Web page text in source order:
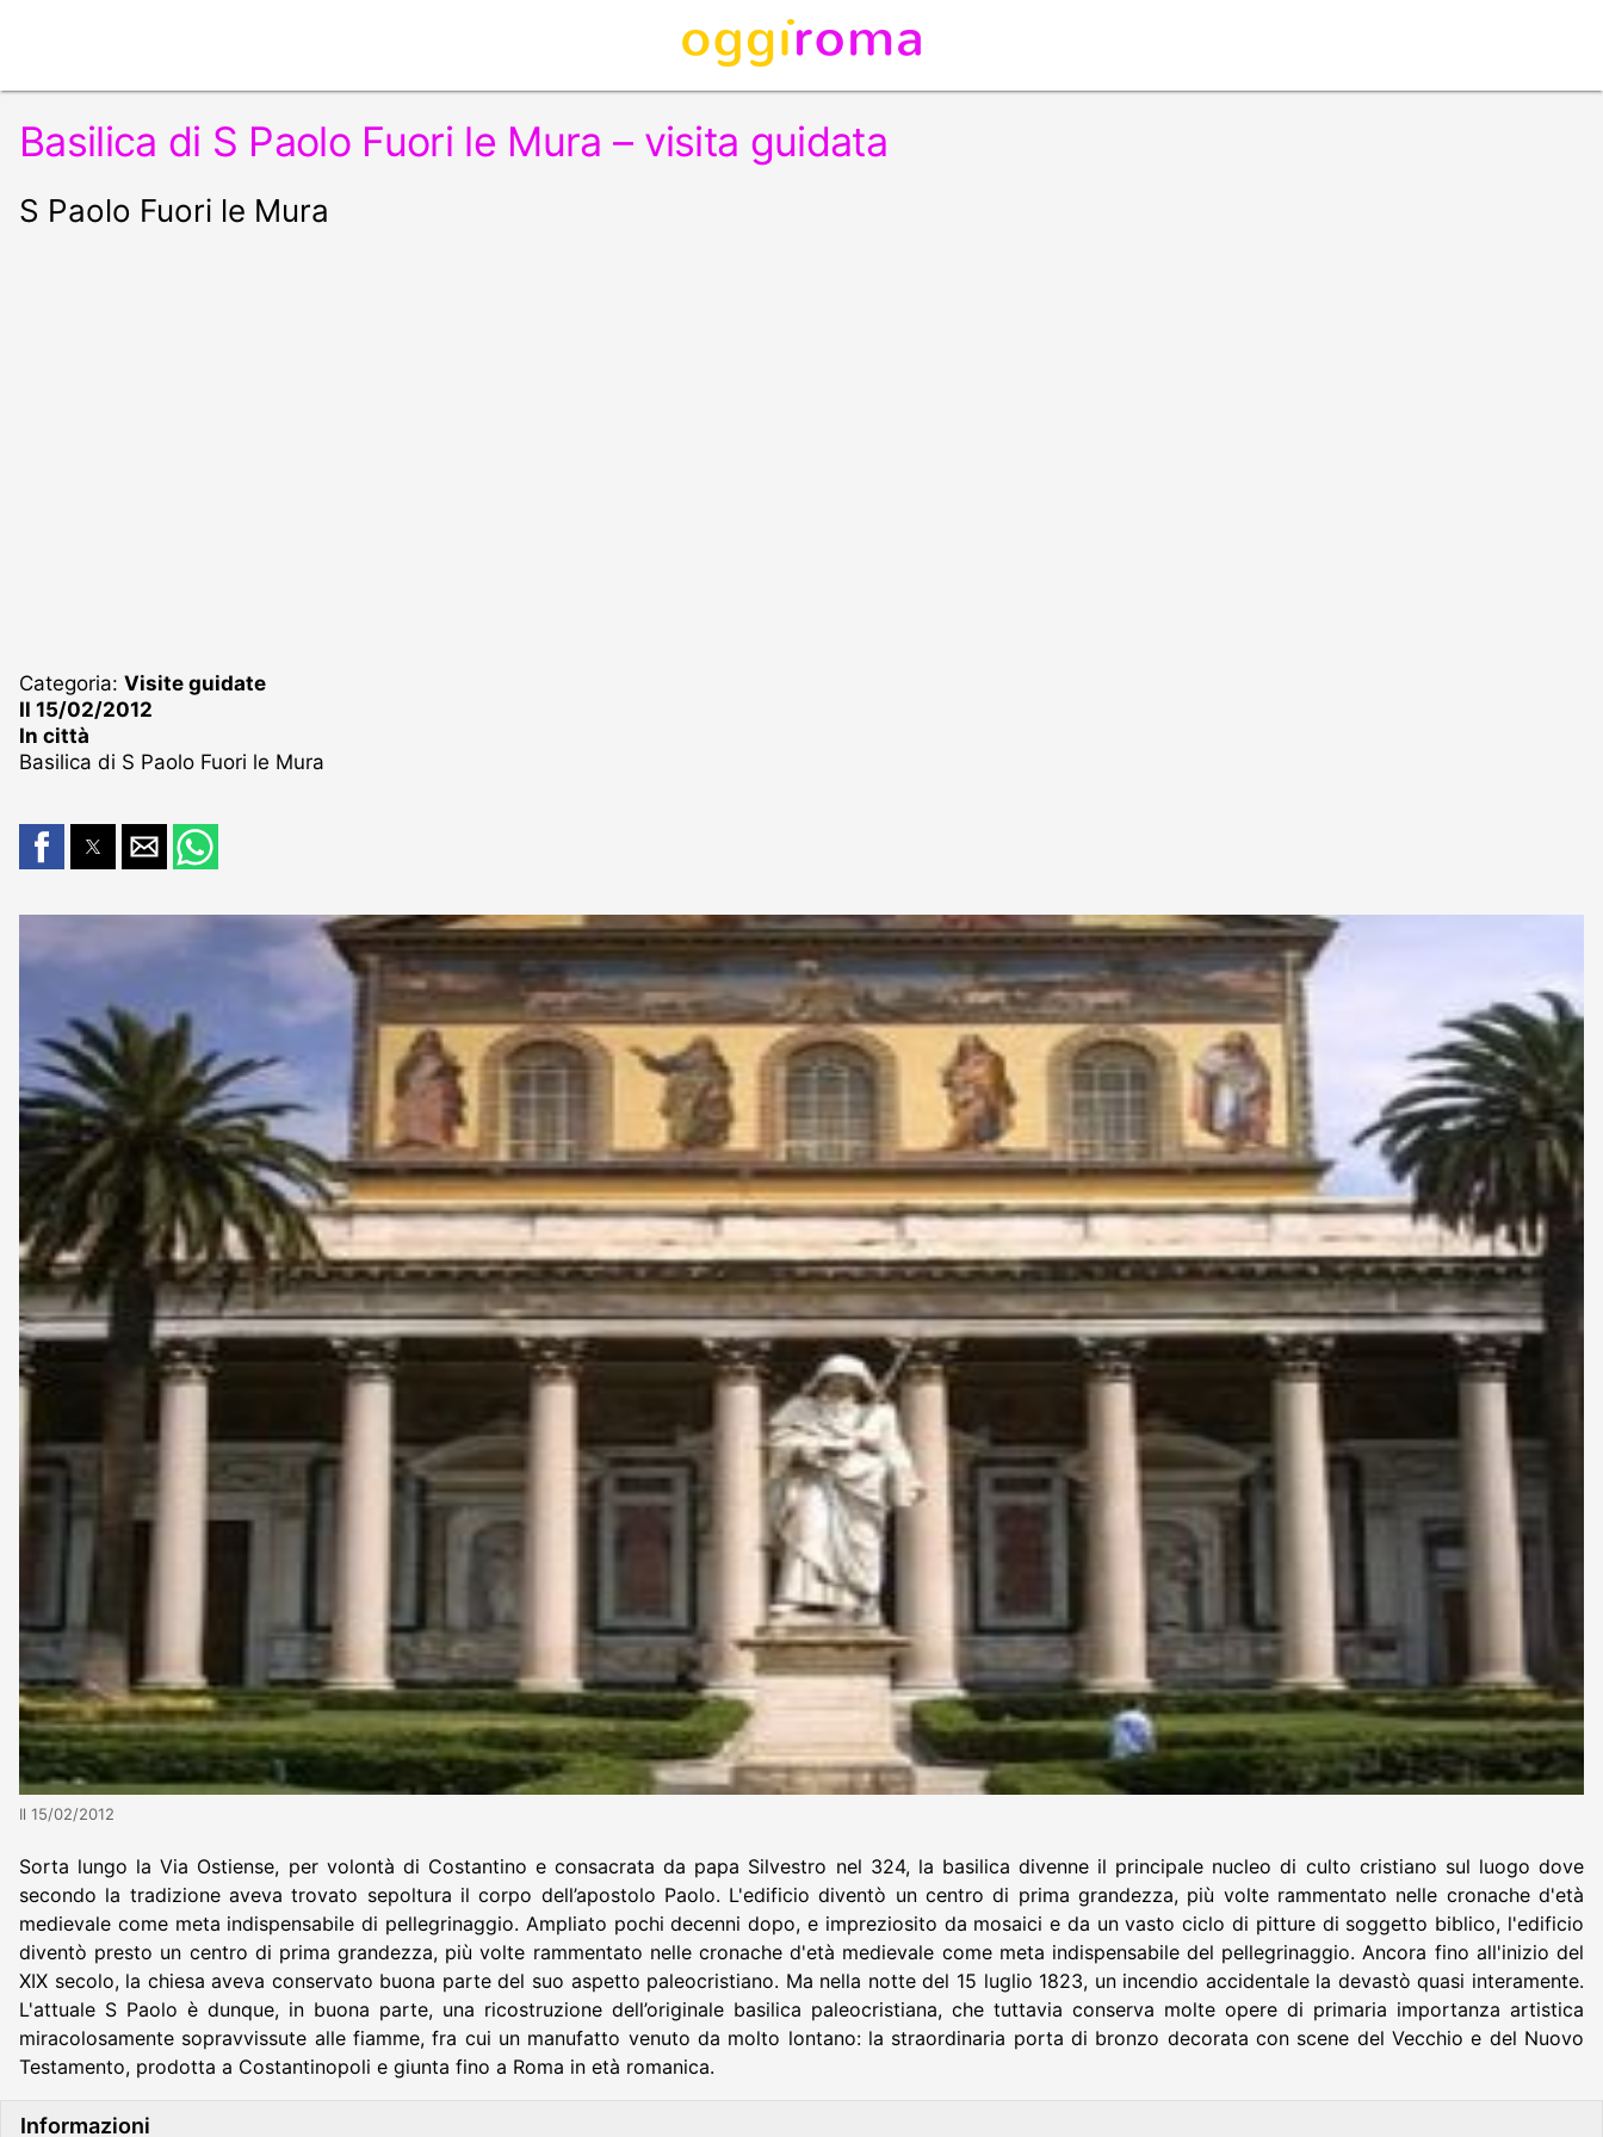
Basilica di S Paolo Fuori le Mura – visita guidata
S Paolo Fuori le Mura
Categoria: Visite guidate
Il 15/02/2012
In città
Basilica di S Paolo Fuori le Mura
Il 15/02/2012
Sorta lungo la Via Ostiense, per volontà di Costantino e consacrata da papa Silvestro nel 324, la basilica divenne il principale nucleo di culto cristiano sul luogo dove
secondo la tradizione aveva trovato sepoltura il corpo dell’apostolo Paolo. L'edificio diventò un centro di prima grandezza, più volte rammentato nelle cronache d'età
medievale come meta indispensabile di pellegrinaggio. Ampliato pochi decenni dopo, e impreziosito da mosaici e da un vasto ciclo di pitture di soggetto biblico, l'edificio
diventò presto un centro di prima grandezza, più volte rammentato nelle cronache d'età medievale come meta indispensabile del pellegrinaggio. Ancora fino all'inizio del
XIX secolo, la chiesa aveva conservato buona parte del suo aspetto paleocristiano. Ma nella notte del 15 luglio 1823, un incendio accidentale la devastò quasi interamente.
L'attuale S Paolo è dunque, in buona parte, una ricostruzione dell’originale basilica paleocristiana, che tuttavia conserva molte opere di primaria importanza artistica
miracolosamente sopravvissute alle fiamme, fra cui un manufatto venuto da molto lontano: la straordinaria porta di bronzo decorata con scene del Vecchio e del Nuovo
Testamento, prodotta a Costantinopoli e giunta fino a Roma in età romanica.
Informazioni